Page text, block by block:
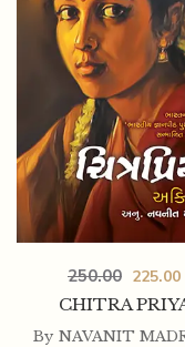
CHITRA
250.00 225.00
By NAVANIT